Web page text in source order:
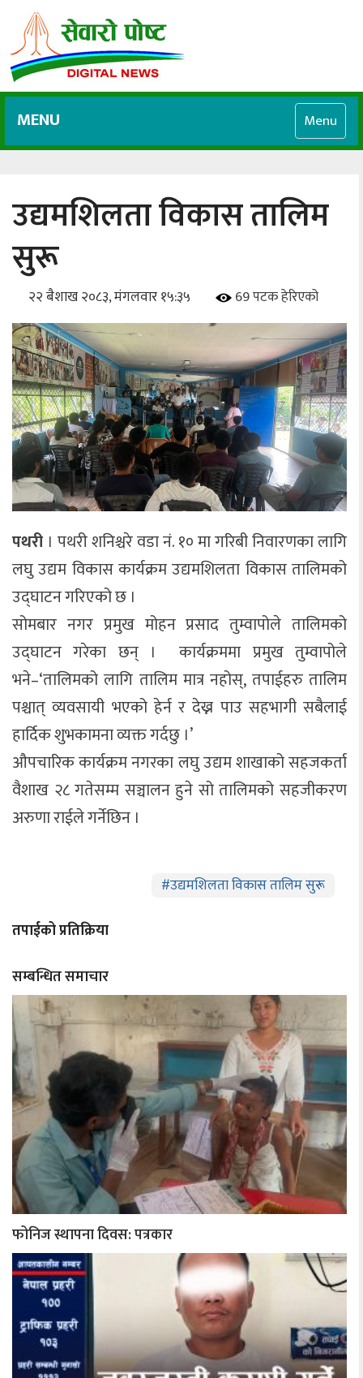
MENU Menu
उद्यमशिलता विकास तालिम
सुरू
२२ बैशाख २०८३, मंगलवार १५:३५ 69 पटक हेरिएको
पथरी । पथरी शनिश्चरे वडा नं. १० मा गरिबी निवारणका लागि
लघु उद्यम विकास कार्यक्रम उद्यमशिलता विकास तालिमको
उद्घाटन गरिएको छ ।
सोमबार नगर प्रमुख मोहन प्रसाद तुम्वापोले तालिमको
उद्घाटन गरेका छन् । कार्यक्रममा प्रमुख तुम्वापोले
भने–‘तालिमको लागि तालिम मात्र नहोस्, तपाईहरु तालिम
पश्चात् व्यवसायी भएको हेर्न र देख्न पाउ सहभागी सबैलाई
हार्दिक शुभकामना व्यक्त गर्दछु ।’
औपचारिक कार्यक्रम नगरका लघु उद्यम शाखाको सहजकर्ता
वैशाख २८ गतेसम्म सञ्चालन हुने सो तालिमको सहजीकरण
अरुणा राईले गर्नेछिन ।
#उद्यमशिलता विकास तालिम सुरू
तपाईको प्रतिक्रिया
सम्बन्धित समाचार
फोनिज स्थापना दिवस: पत्रकार